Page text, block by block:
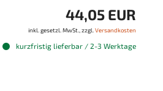
44,05 EUR
inkl. gesetzl. MwSt., zzgl. Versandkosten
kurzfristig lieferbar / 2-3 Werktage